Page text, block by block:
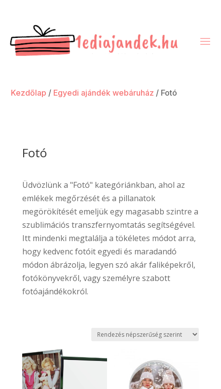
Kezdőlap / Egyedi ajándék webáruház / Fotó
Fotó
Üdvözlünk a "Fotó" kategóriánkban, ahol az
emlékek megőrzését és a pillanatok
megörökítését emeljük egy magasabb szintre a
szublimációs transzfernyomtatás segítségével.
Itt mindenki megtalálja a tökéletes módot arra,
hogy kedvenc fotóit egyedi és maradandó
módon ábrázolja, legyen szó akár faliképekről,
fotókönyvekről, vagy személyre szabott
fotóajándékokról.